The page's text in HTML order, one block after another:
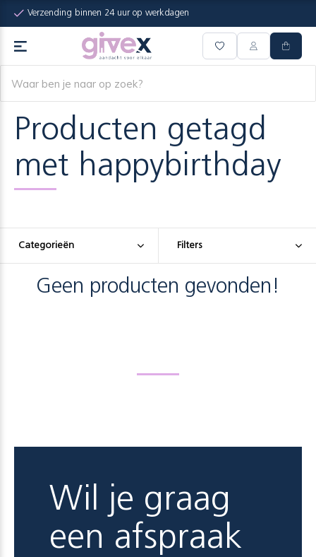
Verzending binnen 24 uur op werkdagen
Producten getagd
met happybirthday
Categorieën Filters
Geen producten gevonden!
Wil je graag
een afspraak